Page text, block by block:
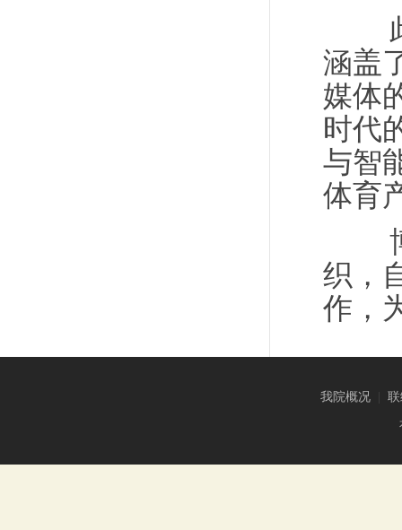
此
涵盖
媒体
时代
与智
体育
博
织，
作，
我院概况